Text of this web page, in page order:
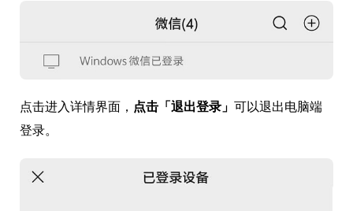
点击进入详情界面， 点击「退出登录」 可以退出电脑端
登录。